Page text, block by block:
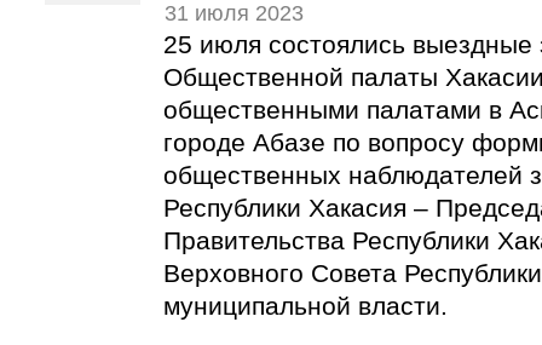
31 июля 2023
25 июля состоялись выездные
Общественной палаты
общественными палатами в
городе Абазе по вопросу
общественных наблюдателей
Республики Хакасия –
Правительства Республики
Верховного Совета
муниципальной власти.